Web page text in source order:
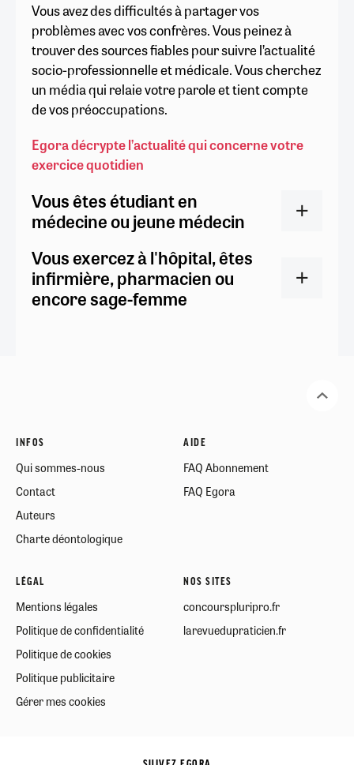
Vous avez des difficultés à partager vos
problèmes avec vos confrères. Vous peinez à
trouver des sources fiables pour suivre l’actualité
socio-professionnelle et médicale. Vous cherchez
un média qui relaie votre parole et tient compte
de vos préoccupations.
Egora décrypte l’actualité qui concerne votre
exercice quotidien
Vous êtes étudiant en
médecine ou jeune médecin
Vous exercez à l'hôpital, êtes
infirmière, pharmacien ou
encore sage-femme
INFOS
Qui sommes-nous
Contact
Auteurs
Charte déontologique
AIDE
FAQ Abonnement
FAQ Egora
LÉGAL
Mentions légales
Politique de confidentialité
Politique de cookies
Politique publicitaire
Gérer mes cookies
NOS SITES
concourspluripro.fr
larevuedupraticien.fr